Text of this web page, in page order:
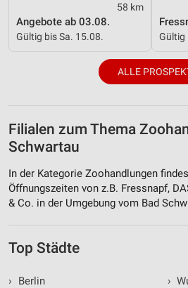
58 km
Angebote ab 03.08.
Gültig bis Sa. 15.08. Gültig
ALLE
Filialen zum Thema
Schwartau
In der Kategorie Zoohandlungen
Öffnungszeiten von z.B. Fressnapf,
& Co. in der Umgebung vom Bad
Top Städte
›
Berlin
›